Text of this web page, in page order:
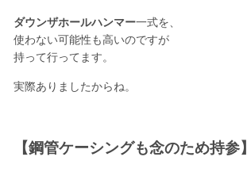
ダウンザホールハンマー一式を、
使わない可能性も高いのですが
持って行ってます。
実際ありましたからね。
【鋼管ケーシングも念のため持参】